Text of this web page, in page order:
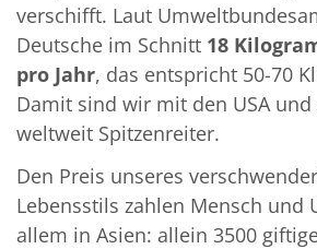
verschifft. Laut
Deutsche im Schnitt 18
pro Jahr, das entspricht 50-70
Damit sind wir mit den USA und
weltweit Spitzenreiter.
Den Preis unseres
Lebensstils zahlen Mensch und
allem in Asien: allein 3500